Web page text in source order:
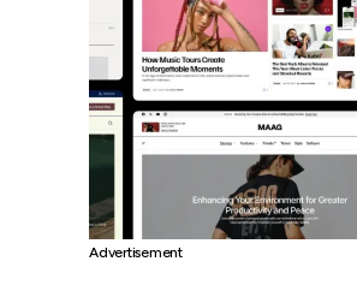
Advertisement